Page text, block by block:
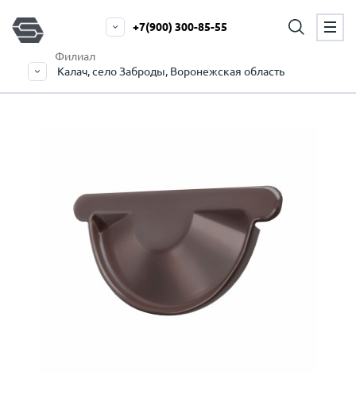
Филиал
Калач, село Заброды, Воронежская область
+7(900) 300-85-55